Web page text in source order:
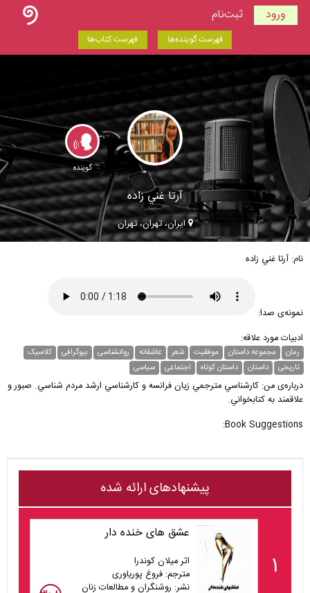
ورود ثبت‌نام
فهرست گوینده‌ها فهرست کتاب‌ها
گوینده
آرتا غني زاده
ایران، تهران، تهران
نام: آرتا غني زاده
نمونه‌ی صدا:
ادبیات مورد علاقه:
رمان مجموعه داستان موفقیت شعر عاشقانه روانشناسی بیوگرافی
کلاسیک
تاریخی
داستان داستان کوتاه اجتماعی سیاسی
درباره‌ی من: كارشناسي مترجمي زيان فرانسه و كارشناسي ارشد مردم شناسي. صبور و
علاقمند به كتابخواني.
Book Suggestions:
پیشنهادهای ارائه شده
۱
عشق های خنده دار
اثر میلان کوندرا
مترجم: فروغ پوریاوری
نشر: روشنگران و مطالعات زنان